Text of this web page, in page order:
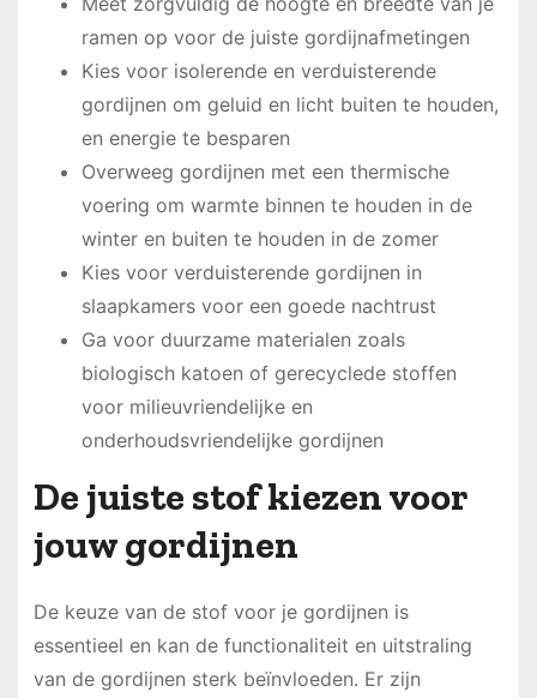
ramen op voor de juiste gordijnafmetingen
Kies voor isolerende en verduisterende
gordijnen om geluid en licht buiten te houden,
en energie te besparen
Overweeg gordijnen met een thermische
voering om warmte binnen te houden in de
winter en buiten te houden in de zomer
Kies voor verduisterende gordijnen in
slaapkamers voor een goede nachtrust
Ga voor duurzame materialen zoals
biologisch katoen of gerecyclede stoffen
voor milieuvriendelijke en
onderhoudsvriendelijke gordijnen
De juiste stof kiezen voor
jouw gordijnen
De keuze van de stof voor je gordijnen is
essentieel en kan de functionaliteit en uitstraling
van de gordijnen sterk beïnvloeden. Er zijn